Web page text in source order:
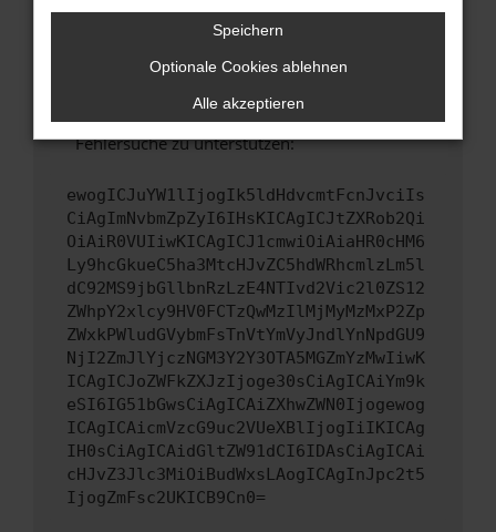
Wende dich an den Webseitenbetreiber.
Wenn du alle oben genannten Schritte versucht
hast, kontaktiere uns bitte. Wir werden
versuchen, das Problem zu beheben. Du kannst
uns diesen Text schicken, um uns bei der
Fehlersuche zu unterstützen:
ewogICJuYW1lIjogIk5ldHdvcmtFcnJvciIs
CiAgImNvbmZpZyI6IHsKICAgICJtZXRob2Qi
OiAiR0VUIiwKICAgICJ1cmwiOiAiaHR0cHM6
Ly9hcGkueC5ha3MtcHJvZC5hdWRhcmlzLm5l
dC92MS9jbGllbnRzLzE4NTIvd2Vic2l0ZS12
ZWhpY2xlcy9HV0FCTzQwMzIlMjMyMzMxP2Zp
ZWxkPWludGVybmFsTnVtYmVyJndlYnNpdGU9
NjI2ZmJlYjczNGM3Y2Y3OTA5MGZmYzMwIiwK
ICAgICJoZWFkZXJzIjoge30sCiAgICAiYm9k
eSI6IG51bGwsCiAgICAiZXhwZWN0Ijogewog
ICAgICAicmVzcG9uc2VUeXBlIjogIiIKICAg
IH0sCiAgICAidGltZW91dCI6IDAsCiAgICAi
cHJvZ3Jlc3MiOiBudWxsLAogICAgInJpc2t5
IjogZmFsc2UKICB9Cn0=
Speichern
Optionale Cookies ablehnen
Alle akzeptieren